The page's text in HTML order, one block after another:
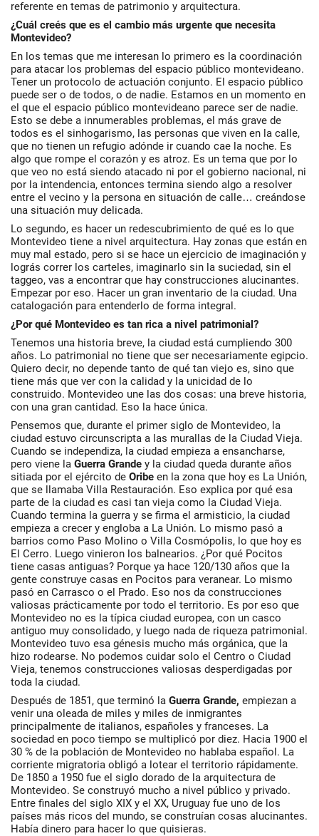
referente en temas de patrimonio y arquitectura.
¿Cuál creés que es el cambio más urgente que necesita
Montevideo?
En los temas que me interesan lo primero es la coordinación
para atacar los problemas del espacio público montevideano.
Tener un protocolo de actuación conjunto. El espacio público
puede ser o de todos, o de nadie. Estamos en un momento en
el que el espacio público montevideano parece ser de nadie.
Esto se debe a innumerables problemas, el más grave de
todos es el sinhogarismo, las personas que viven en la calle,
que no tienen un refugio adónde ir cuando cae la noche. Es
algo que rompe el corazón y es atroz. Es un tema que por lo
que veo no está siendo atacado ni por el gobierno nacional, ni
por la intendencia, entonces termina siendo algo a resolver
entre el vecino y la persona en situación de calle… creándose
una situación muy delicada.
Lo segundo, es hacer un redescubrimiento de qué es lo que
Montevideo tiene a nivel arquitectura. Hay zonas que están en
muy mal estado, pero si se hace un ejercicio de imaginación y
lográs correr los carteles, imaginarlo sin la suciedad, sin el
taggeo, vas a encontrar que hay construcciones alucinantes.
Empezar por eso. Hacer un gran inventario de la ciudad. Una
catalogación para entenderlo de forma integral.
¿Por qué Montevideo es tan rica a nivel patrimonial?
Tenemos una historia breve, la ciudad está cumpliendo 300
años. Lo patrimonial no tiene que ser necesariamente egipcio.
Quiero decir, no depende tanto de qué tan viejo es, sino que
tiene más que ver con la calidad y la unicidad de lo
construido. Montevideo une las dos cosas: una breve historia,
con una gran cantidad. Eso la hace única.
Pensemos que, durante el primer siglo de Montevideo, la
ciudad estuvo circunscripta a las murallas de la Ciudad Vieja.
Cuando se independiza, la ciudad empieza a ensancharse,
pero viene la Guerra Grande y la ciudad queda durante años
sitiada por el ejército de Oribe en la zona que hoy es La Unión,
que se llamaba Villa Restauración. Eso explica por qué esa
parte de la ciudad es casi tan vieja como la Ciudad Vieja.
Cuando termina la guerra y se firma el armisticio, la ciudad
empieza a crecer y engloba a La Unión. Lo mismo pasó a
barrios como Paso Molino o Villa Cosmópolis, lo que hoy es
El Cerro. Luego vinieron los balnearios. ¿Por qué Pocitos
tiene casas antiguas? Porque ya hace 120/130 años que la
gente construye casas en Pocitos para veranear. Lo mismo
pasó en Carrasco o el Prado. Eso nos da construcciones
valiosas prácticamente por todo el territorio. Es por eso que
Montevideo no es la típica ciudad europea, con un casco
antiguo muy consolidado, y luego nada de riqueza patrimonial.
Montevideo tuvo esa génesis mucho más orgánica, que la
hizo rodearse. No podemos cuidar solo el Centro o Ciudad
Vieja, tenemos construcciones valiosas desperdigadas por
toda la ciudad.
Después de 1851, que terminó la Guerra Grande, empiezan a
venir una oleada de miles y miles de inmigrantes
principalmente de italianos, españoles y franceses. La
sociedad en poco tiempo se multiplicó por diez. Hacia 1900 el
30 % de la población de Montevideo no hablaba español. La
corriente migratoria obligó a lotear el territorio rápidamente.
De 1850 a 1950 fue el siglo dorado de la arquitectura de
Montevideo. Se construyó mucho a nivel público y privado.
Entre finales del siglo XIX y el XX, Uruguay fue uno de los
países más ricos del mundo, se construían cosas alucinantes.
Había dinero para hacer lo que quisieras.